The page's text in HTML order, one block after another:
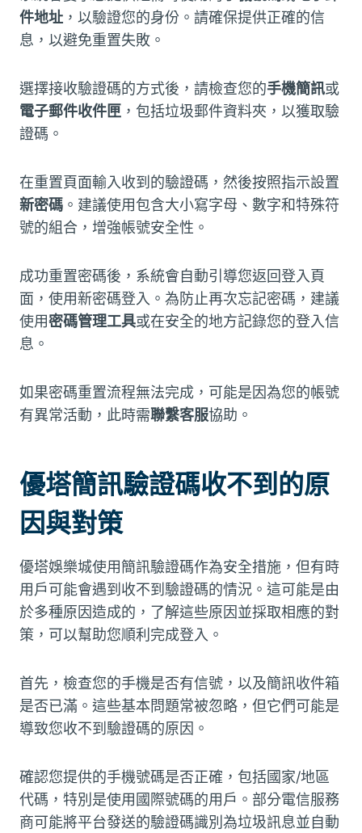
件地址 ，以驗證您的身份。請確保提供正確的信
息，以避免重置失敗。
選擇接收驗證碼的方式後，請檢查您的手機簡訊或
電子郵件收件匣 ，包括垃圾郵件資料夾，以獲取驗
證碼。
在重置頁面輸入收到的驗證碼，然後按照指示設置
新密碼 。建議使用包含大小寫字母、數字和特殊符
號的組合，增強帳號安全性。
成功重置密碼後，系統會自動引導您返回登入頁
面，使用新密碼登入。為防止再次忘記密碼，建議
使用密碼管理工具或在安全的地方記錄您的登入信
息。
如果密碼重置流程無法完成，可能是因為您的帳號
有異常活動，此時需聯繫客服協助。
優塔簡訊驗證碼收不到的原
因與對策
優塔娛樂城使用簡訊驗證碼作為安全措施，但有時
用戶可能會遇到收不到驗證碼的情況。這可能是由
於多種原因造成的，了解這些原因並採取相應的對
策，可以幫助您順利完成登入。
首先，檢查您的手機是否有信號，以及簡訊收件箱
是否已滿。這些基本問題常被忽略，但它們可能是
導致您收不到驗證碼的原因。
確認您提供的手機號碼是否正確，包括國家/地區
代碼，特別是使用國際號碼的用戶。部分電信服務
商可能將平台發送的驗證碼識別為垃圾訊息並自動